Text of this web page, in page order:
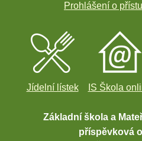
Prohlášení o
Jídelní lístek IS Škola
Základní škola a
příspěvková